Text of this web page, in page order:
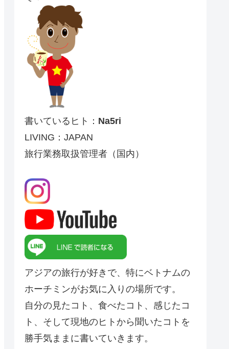
書いているヒト： Na5ri
LIVING：JAPAN
旅行業務取扱管理者（国内）
アジアの旅行が好きで、特にベトナムの
ホーチミンがお気に入りの場所です。
自分の見たコト、食べたコト、感じたコ
ト、そして現地のヒトから聞いたコトを
勝手気ままに書いていきます。